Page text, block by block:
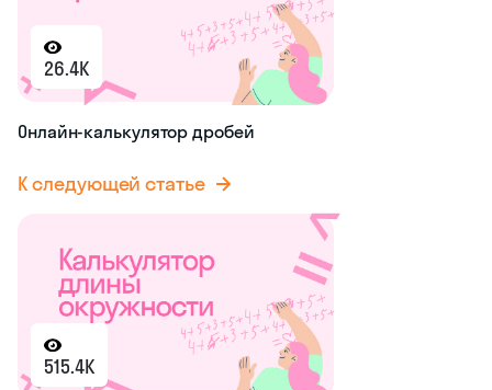
26.4K
Онлайн-калькулятор дробей
К следующей статье
515.4K